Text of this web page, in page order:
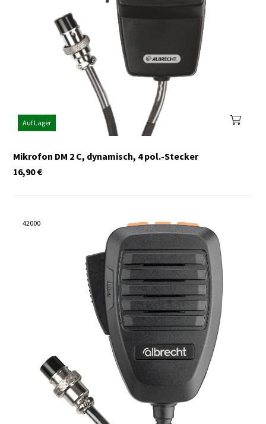
Auf Lager
Mikrofon DM 2 C, dynamisch, 4 pol.-Stecker
€
16,90
42000